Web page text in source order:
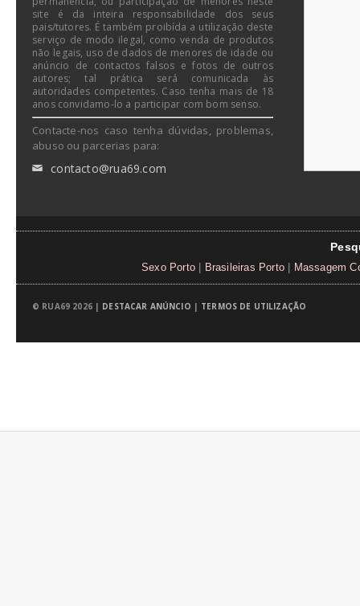
site é da inteira responsabilidade dos seus
pais/tutores. É também proibída a utilização deste
serviço de modo ilegal, como venda de produtos
não legais, uso de dados de menores de idade ou
anúncio de contactos falsos e fotos de outros
autores; tal prática será comunicada às
autoridades competentes. Caso tenha mais de 18
anos convidamo-lo a participar com bom senso.
Contacte-nos caso tenha dúvidas, problemas,
abuso ou parcerias para:
✉ contacto@rua69.com
Sexo Porto Brasileiras Porto Massagem
© RUA69 2026 | DESTACAR ANÚNCIO | TERMOS DE UTILIZAÇÃO